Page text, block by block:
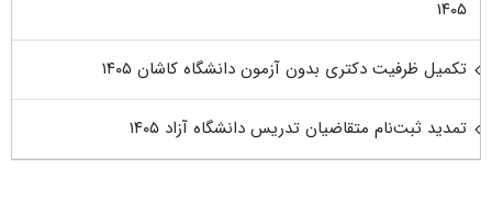
۱۴۰۵
تکمیل ظرفیت دکتری بدون آزمون دانشگاه کاشان ۱۴۰۵
تمدید ثبت‌نام متقاضیان تدریس دانشگاه آزاد ۱۴۰۵